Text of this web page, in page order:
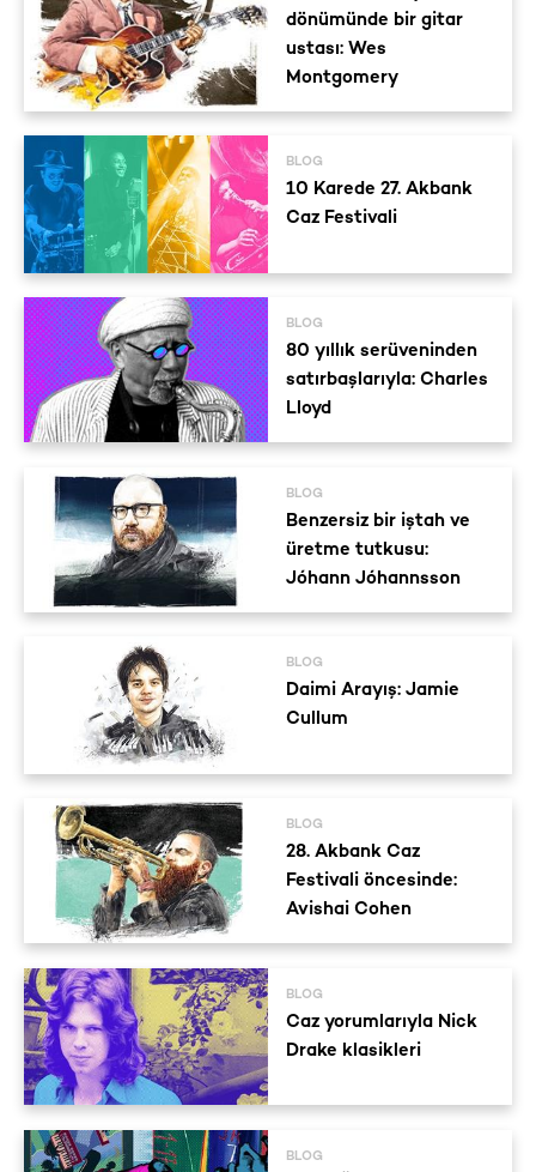
dönümünde bir gitar
ustası: Wes
Montgomery
BLOG
10 Karede 27. Akbank
Caz Festivali
BLOG
80 yıllık serüveninden
satırbaşlarıyla: Charles
Lloyd
BLOG
Benzersiz bir iştah ve
üretme tutkusu:
Jóhann Jóhannsson
BLOG
Daimi Arayış: Jamie
Cullum
BLOG
28. Akbank Caz
Festivali öncesinde:
Avishai Cohen
BLOG
Caz yorumlarıyla Nick
Drake klasikleri
BLOG